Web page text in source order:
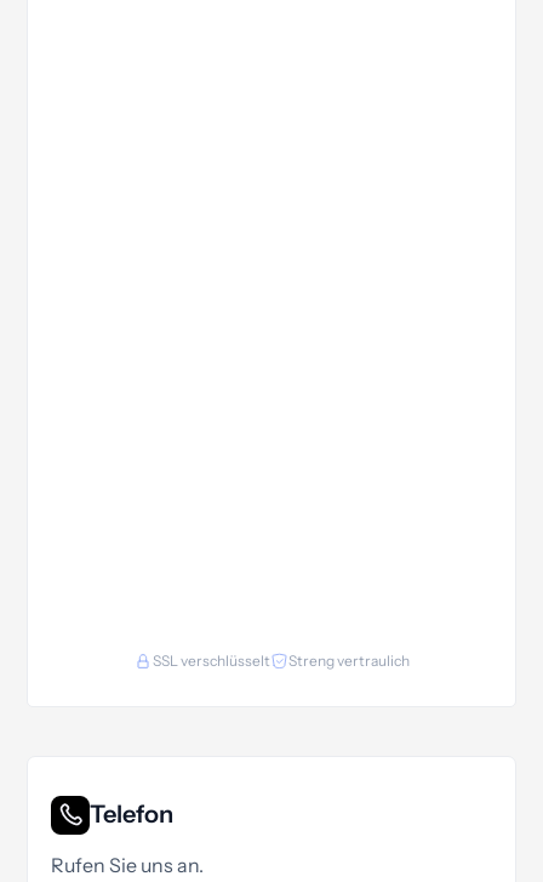
SSL verschlüsselt Streng vertraulich
Telefon
Rufen Sie uns an.